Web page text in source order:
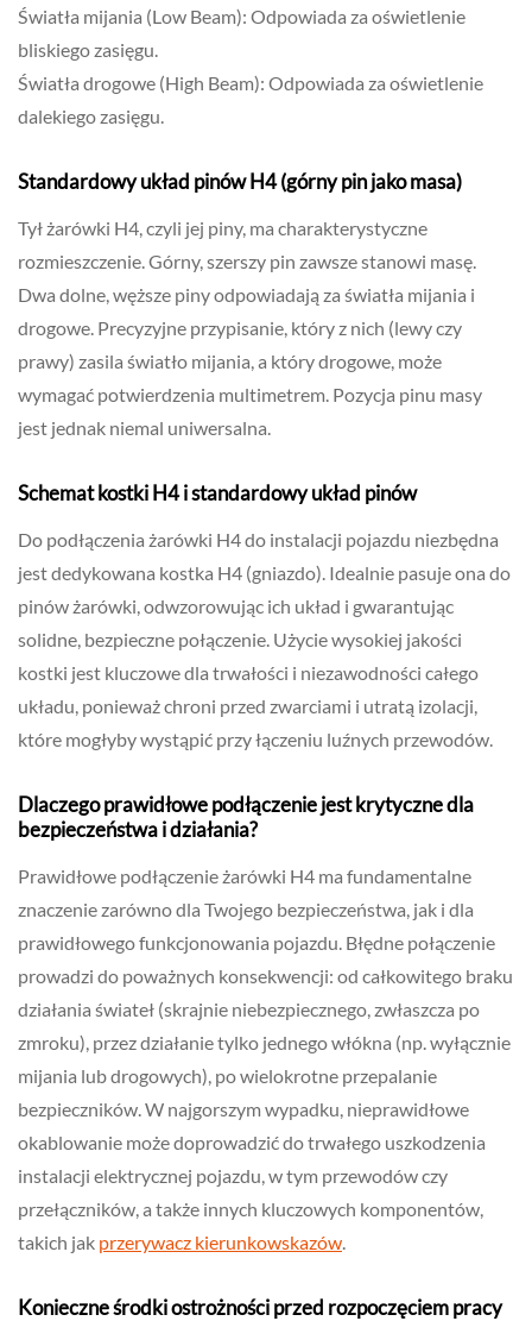
Światła mijania (Low Beam): Odpowiada za oświetlenie
bliskiego zasięgu.
Światła drogowe (High Beam): Odpowiada za oświetlenie
dalekiego zasięgu.
Standardowy układ pinów H4 (górny pin jako masa)
Tył żarówki H4, czyli jej piny, ma charakterystyczne
rozmieszczenie. Górny, szerszy pin zawsze stanowi masę.
Dwa dolne, węższe piny odpowiadają za światła mijania i
drogowe. Precyzyjne przypisanie, który z nich (lewy czy
prawy) zasila światło mijania, a który drogowe, może
wymagać potwierdzenia multimetrem. Pozycja pinu masy
jest jednak niemal uniwersalna.
Schemat kostki H4 i standardowy układ pinów
Do podłączenia żarówki H4 do instalacji pojazdu niezbędna
jest dedykowana kostka H4 (gniazdo). Idealnie pasuje ona do
pinów żarówki, odwzorowując ich układ i gwarantując
solidne, bezpieczne połączenie. Użycie wysokiej jakości
kostki jest kluczowe dla trwałości i niezawodności całego
układu, ponieważ chroni przed zwarciami i utratą izolacji,
które mogłyby wystąpić przy łączeniu luźnych przewodów.
Dlaczego prawidłowe podłączenie jest krytyczne dla
bezpieczeństwa i działania?
Prawidłowe podłączenie żarówki H4 ma fundamentalne
znaczenie zarówno dla Twojego bezpieczeństwa, jak i dla
prawidłowego funkcjonowania pojazdu. Błędne połączenie
prowadzi do poważnych konsekwencji: od całkowitego braku
działania świateł (skrajnie niebezpiecznego, zwłaszcza po
zmroku), przez działanie tylko jednego włókna (np. wyłącznie
mijania lub drogowych), po wielokrotne przepalanie
bezpieczników. W najgorszym wypadku, nieprawidłowe
okablowanie może doprowadzić do trwałego uszkodzenia
instalacji elektrycznej pojazdu, w tym przewodów czy
przełączników, a także innych kluczowych komponentów,
takich jak przerywacz kierunkowskazów
Konieczne środki ostrożności przed rozpoczęciem pracy